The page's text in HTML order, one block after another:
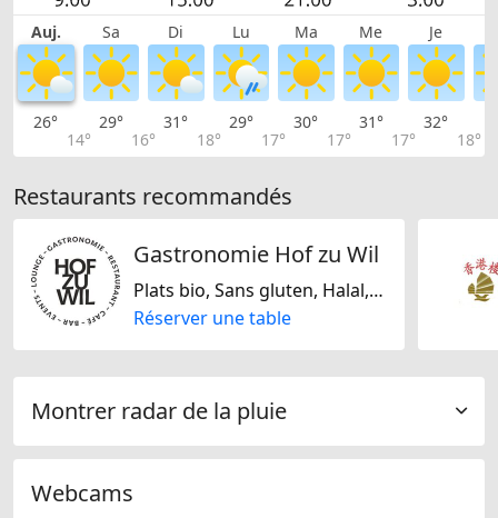
Auj. Sa Di Lu Ma Me Je
26°
14°
29°
16°
31°
18°
29°
17°
30°
17°
31°
17°
32°
18°
Restaurants recommandés
Gastronomie Hof zu Wil
Plats bio, Sans gluten, Halal, Végétarienne jaïn, Sans lactose, Végétalien uniquement, Végétarien uniquement, Sans noix, Sans soja, Française, Italienne, Allemande, Suisse
Réserver une table
Montrer radar de la pluie
Webcams